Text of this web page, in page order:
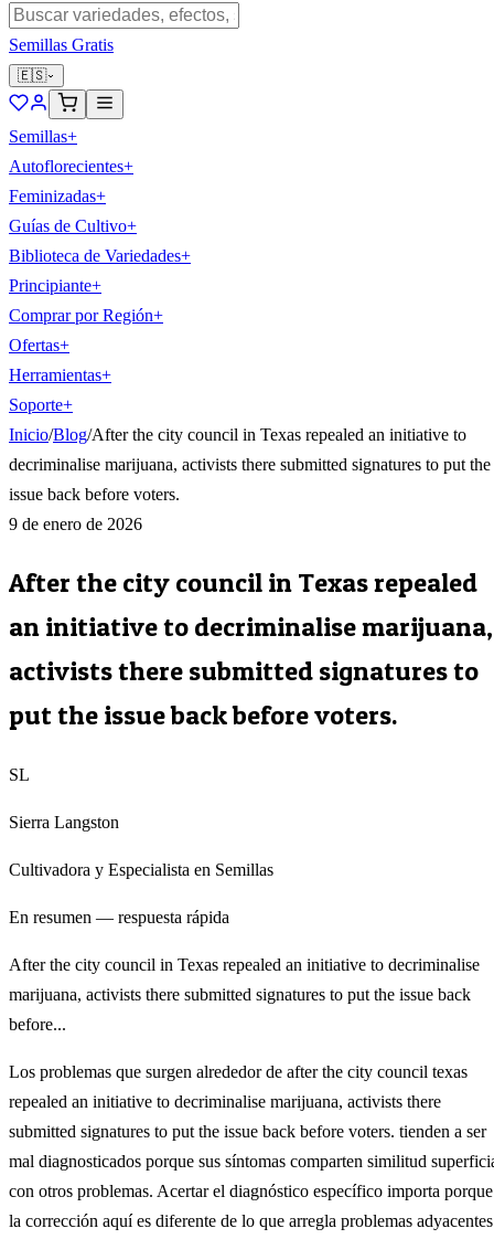
Semillas Gratis
🇪🇸
Semillas+
Autoflorecientes+
Feminizadas+
Guías de Cultivo+
Biblioteca de Variedades+
Principiante+
Comprar por Región+
Ofertas+
Herramientas+
Soporte+
Inicio/Blog/After the city council in Texas repealed an initiative to
decriminalise marijuana, activists there submitted signatures to put the
issue back before voters.
9 de enero de 2026
After the city council in Texas repealed
an initiative to decriminalise marijuana,
activists there submitted signatures to
put the issue back before voters.
SL
Sierra Langston
Cultivadora y Especialista en Semillas
En resumen — respuesta rápida
After the city council in Texas repealed an initiative to decriminalise
marijuana, activists there submitted signatures to put the issue back
before...
Los problemas que surgen alrededor de after the city council texas
repealed an initiative to decriminalise marijuana, activists there
submitted signatures to put the issue back before voters. tienden a ser
mal diagnosticados porque sus síntomas comparten similitud
con otros problemas. Acertar el diagnóstico específico importa porque
la corrección aquí es diferente de lo que arregla problemas adyacentes